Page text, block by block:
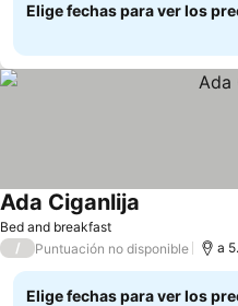
Elige fechas para ver los
Bed and breakfast
Ada Ciganlija
/ Puntuación no disponible a
Elige fechas para ver los